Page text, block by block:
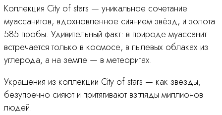
Коллекция City of stars — уникальное сочетание
муассанитов, вдохновленное сиянием звёзд, и золота
585 пробы. Удивительный факт: в природе муассанит
встречается только в космосе, в пылевых облаках из
углерода, а на земле — в метеоритах.
Украшения из коллекции City of stars — как звезды,
безупречно сияют и притягивают взгляды миллионов
людей.